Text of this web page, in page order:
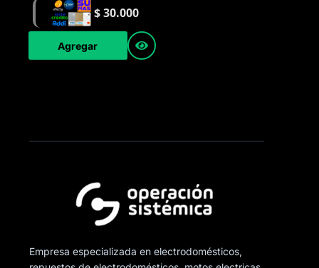
$30.000
Agregar
Empresa especializada en electrodomésticos,